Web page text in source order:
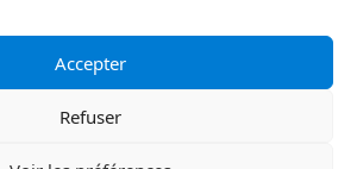
Accepter
Refuser
OCCASIONS – Évreux /ESPACE
Web Digital